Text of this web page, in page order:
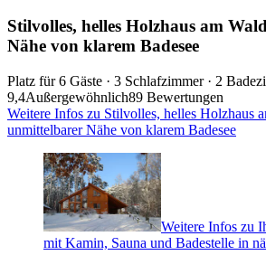
Stilvolles, helles Holzhaus am
Nähe von klarem Badesee
Platz für 6 Gäste · 3 Schlafzimmer · 2
9,4Außergewöhnlich89 Bewertungen
Weitere Infos zu Stilvolles, helles Holzhaus
unmittelbarer Nähe von klarem Badesee
Weitere Infos zu
mit Kamin, Sauna und Badestelle in